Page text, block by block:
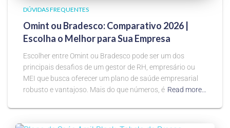
DÚVIDAS FREQUENTES
Omint ou Bradesco: Comparativo 2026 |
Escolha o Melhor para Sua Empresa
Escolher entre Omint ou Bradesco pode ser um dos
principais desafios de um gestor de RH, empresário ou
MEI que busca oferecer um plano de saúde empresarial
robusto e vantajoso. Mais do que números, é Read more…